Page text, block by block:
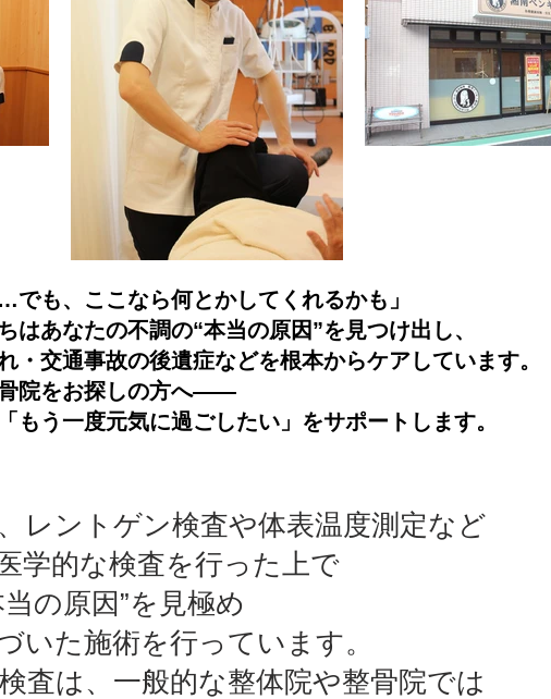
でも、ここなら何とかしてくれるかも」
はあなたの不調の“本当の原因”を見つけ出し、
・交通事故の後遺症などを根本からケアしています。
院をお探しの方へ――
もう一度元気に過ごしたい」をサポートします。
レントゲン検査や体表温度測定など
学的な検査を行った上で
の原因”を見極め
いた施術を行っています。
査は、一般的な整体院や整骨院では